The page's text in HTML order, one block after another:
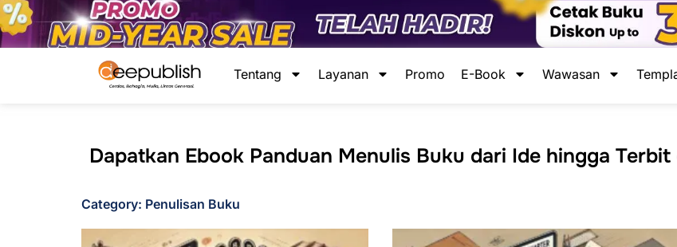
Lewati
ke
konten
Tentang
Layanan Promo E-Book Wawasan
Dapatkan Ebook Panduan Menulis Buku dari Ide hingga Terbit
Category: Penulisan Buku
PagePagePage